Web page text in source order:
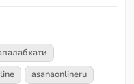
asanaonlineru